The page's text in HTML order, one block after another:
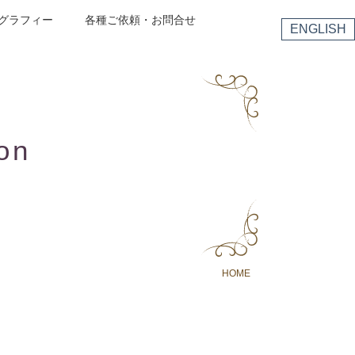
ラフィー 各種ご依頼・お問合せ
ENGLISH
HOME